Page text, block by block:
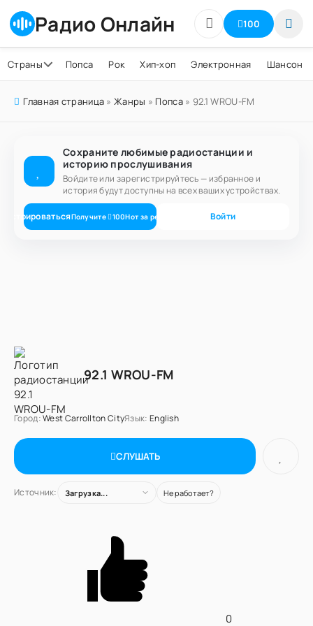
Радио Онлайн 100
Страны Попса Рок Хип-хоп Электронная Шансон
Главная страница »Жанры » Попса» 92.1 WROU-FM
Сохраните любимые радиостанции и
историю прослушивания
Войдите или зарегистрируйтесь — избранное и
история будут доступны на всех ваших устройствах.
Получите 100Нот за регистрацию Войти
92.1 WROU-FM
Город:West Carrollton CityЯзык: English
СЛУШАТЬ
Источник: Загрузка... Не работает?
0